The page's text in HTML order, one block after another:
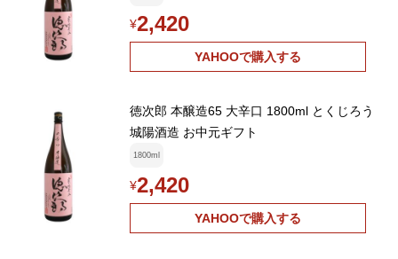
¥2,420
YAHOOで購入する
徳次郎 本醸造65 大辛口 1800ml とくじろう
城陽酒造 お中元ギフト
1800ml
¥2,420
YAHOOで購入する